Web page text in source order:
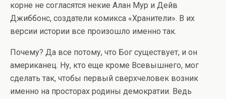
корне не согласятся некие Алан Мур и Дейв
Джиббонс, создатели комикса «Хранители». В их
версии истории все произошло именно так.
Почему? Да все потому, что Бог существует, и он
американец. Ну, кто еще кроме Всевышнего, мог
сделать так, чтобы первый сверхчеловек возник
именно на просторах родины демократии. Ведь